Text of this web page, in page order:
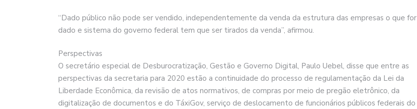
“Dado público não pode ser vendido, independentemente da venda da estrutura das empresas o que for
dado e sistema do governo federal tem que ser tirados da venda”, afirmou.
Perspectivas
O secretário especial de Desburocratização, Gestão e Governo Digital, Paulo Uebel, disse que entre as
perspectivas da secretaria para 2020 estão a continuidade do processo de regulamentação da Lei da
Liberdade Econômica, da revisão de atos normativos, de compras por meio de pregão eletrônico, da
digitalização de documentos e do TáxiGov, serviço de deslocamento de funcionários públicos federais do